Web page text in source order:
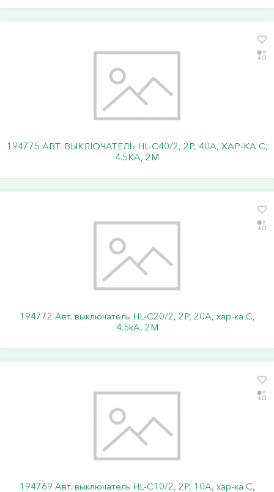
194775 АВТ. ВЫКЛЮЧАТЕЛЬ HL-C40/2, 2P, 40A, ХАР-КА C,
4.5KA, 2M
194772 Авт. выключатель HL-C20/2, 2P, 20A, хар-ка C,
4.5kA, 2M
194769 Авт. выключатель HL-C10/2, 2P, 10A, хар-ка C,